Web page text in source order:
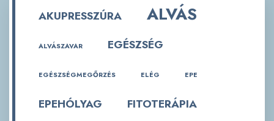
AKUPRESSZÚRA ALVÁS
ALVÁSZAVAR EGÉSZSÉG
EGÉSZSÉGMEGŐRZÉS ELÉG EPE
EPEHÓLYAG FITOTERÁPIA